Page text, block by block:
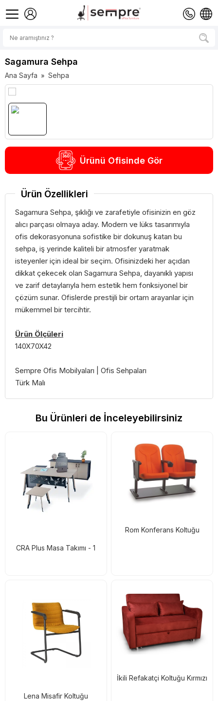
Sagamura Sehpa
Ana Sayfa » Sehpa
Ürünü Ofisinde Gör
Ürün Özellikleri
Sagamura Sehpa, şıklığı ve zarafetiyle ofisinizin en göz
alıcı parçası olmaya aday. Modern ve lüks tasarımıyla
ofis dekorasyonuna sofistike bir dokunuş katan bu
sehpa, iş yerinde kaliteli bir atmosfer yaratmak
isteyenler için ideal bir seçim. Ofisinizdeki her açıdan
dikkat çekecek olan Sagamura Sehpa, dayanıklı yapısı
ve zarif detaylarıyla hem estetik hem fonksiyonel bir
çözüm sunar. Ofislerde prestijli bir ortam arayanlar için
mükemmel bir tercihtir.
Ürün Ölçüleri
140X70X42
Sempre Ofis Mobilyaları | Ofis Sehpaları
Türk Malı
Bu Ürünleri de İnceleyebilirsiniz
CRA Plus Masa Takımı - 1
Rom Konferans Koltuğu
Lena Misafir Koltuğu
İkili Refakatçi Koltuğu Kırmızı